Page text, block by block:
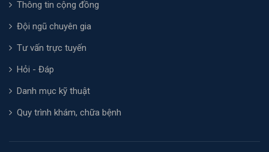
Thông tin cộng đồng
Đội ngũ chuyên gia
Tư vấn trực tuyến
Hỏi - Đáp
Danh mục kỹ thuật
Quy trình khám, chữa bệnh